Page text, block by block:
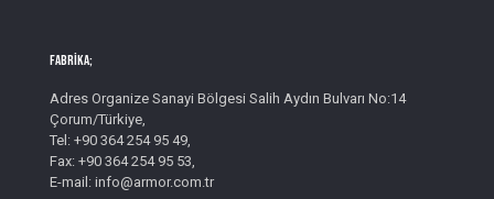
Fabrika;
Adres Organize Sanayi Bölgesi Salih Aydın Bulvarı No:14
Çorum/Türkiye,
Tel: +90 364 254 95 49,
Fax: +90 364 254 95 53,
E-mail: info@armor.com.tr